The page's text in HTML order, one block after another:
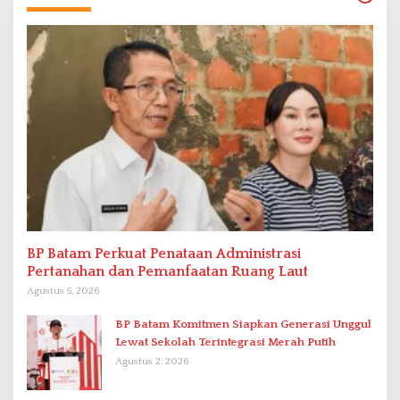
BP Batam Perkuat Penataan Administrasi
Pertanahan dan Pemanfaatan Ruang Laut
Agustus 5, 2026
BP Batam Komitmen Siapkan Generasi Unggul
Lewat Sekolah Terintegrasi Merah Putih
Agustus 2, 2026